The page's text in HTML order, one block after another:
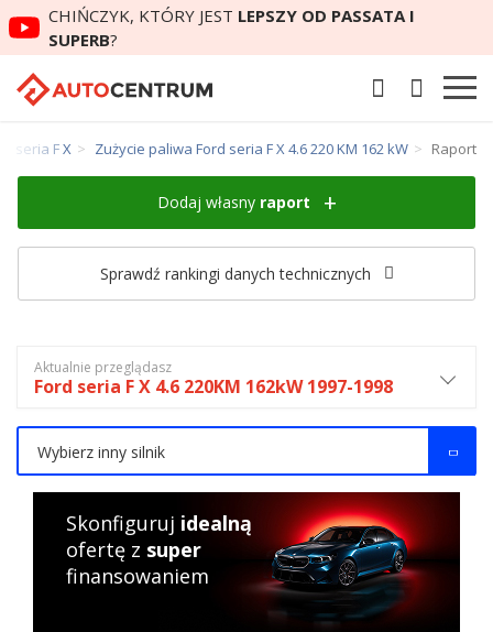
CHIŃCZYK, KTÓRY JEST LEPSZY OD PASSATA I
SUPERB?
seria F X Zużycie paliwa Ford seria F X 4.6 220 KM 162 kW Raport
Dodaj własny raport
Sprawdź rankingi danych technicznych
Aktualnie przeglądasz
Ford seria F X 4.6 220KM 162kW 1997-1998
Wybierz inny silnik
Skonfiguruj idealną
ofertę z super
finansowaniem